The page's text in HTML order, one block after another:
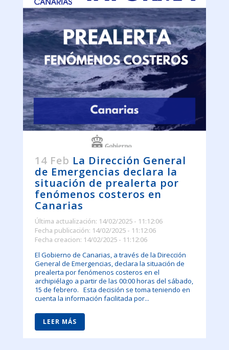
14 Feb La Dirección General
de Emergencias declara la
situación de prealerta por
fenómenos costeros en
Canarias
Última actualización: 14/02/2025 - 11:12:06
Fecha publicación: 14/02/2025 - 11:12:06
Fecha creacion: 14/02/2025 - 11:12:06
El Gobierno de Canarias, a través de la Dirección
General de Emergencias, declara la situación de
prealerta por fenómenos costeros en el
archipiélago a partir de las 00:00 horas del sábado,
15 de febrero. Esta decisión se toma teniendo en
cuenta la información facilitada por...
LEER MÁS